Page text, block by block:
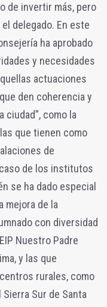
de invertir más, pero
delegado. En este
ha aprobado
y necesidades
actuaciones
den coherencia y
ciudad”, como la
que tienen como
de
de los institutos
se ha dado especial
mejora de la
con diversidad
Nuestro Padre
y las que
rurales, como
Sur de Santa